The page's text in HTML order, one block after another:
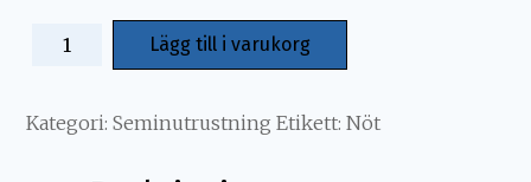
Lägg till i varukorg
Kategori:Seminutrustning Etikett:Nöt